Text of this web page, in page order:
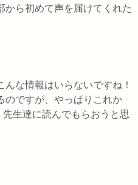
から初めて声を届けてくれた
な情報はいらないですね！
のですが、やっぱりこれか
生達に読んでもらおうと思